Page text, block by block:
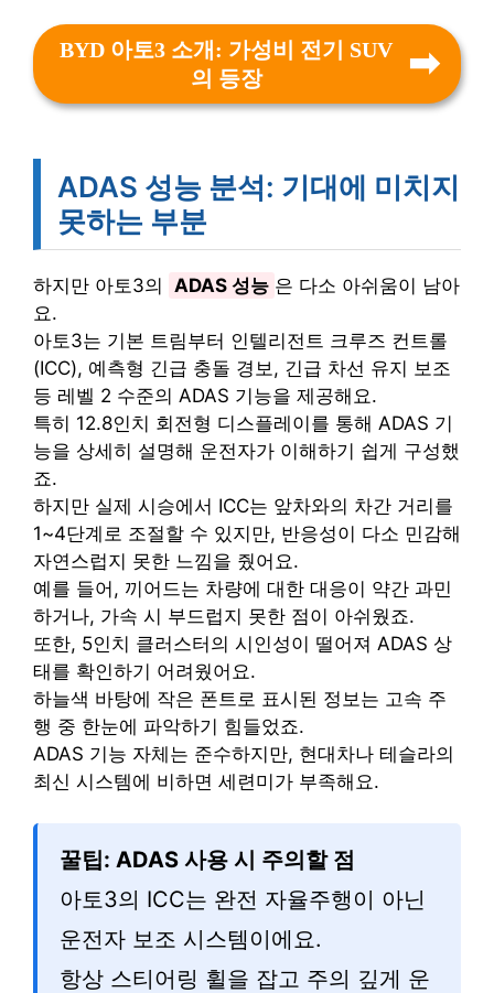
BYD 아토3 소개: 가성비 전기 SUV
의 등장
ADAS 성능 분석: 기대에 미치지
못하는 부분
하지만 아토3의 ADAS 성능 은 다소 아쉬움이 남아
요.
아토3는 기본 트림부터 인텔리전트 크루즈 컨트롤
(ICC), 예측형 긴급 충돌 경보, 긴급 차선 유지 보조
등 레벨 2 수준의 ADAS 기능을 제공해요.
특히 12.8인치 회전형 디스플레이를 통해 ADAS 기
능을 상세히 설명해 운전자가 이해하기 쉽게 구성했
죠.
하지만 실제 시승에서 ICC는 앞차와의 차간 거리를
1~4단계로 조절할 수 있지만, 반응성이 다소 민감해
자연스럽지 못한 느낌을 줬어요.
예를 들어, 끼어드는 차량에 대한 대응이 약간 과민
하거나, 가속 시 부드럽지 못한 점이 아쉬웠죠.
또한, 5인치 클러스터의 시인성이 떨어져 ADAS 상
태를 확인하기 어려웠어요.
하늘색 바탕에 작은 폰트로 표시된 정보는 고속 주
행 중 한눈에 파악하기 힘들었죠.
ADAS 기능 자체는 준수하지만, 현대차나 테슬라의
최신 시스템에 비하면 세련미가 부족해요.
꿀팁: ADAS 사용 시 주의할 점
아토3의 ICC는 완전 자율주행이 아닌
운전자 보조 시스템이에요.
항상 스티어링 휠을 잡고 주의 깊게 운